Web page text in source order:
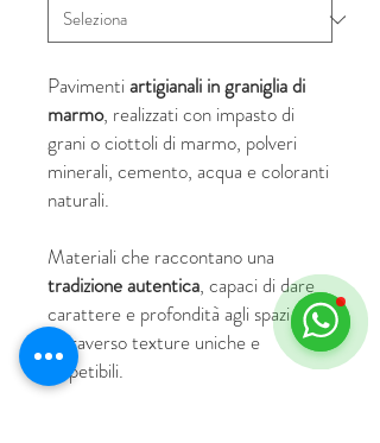
Pavimentiartigianali in graniglia di
marmo, realizzati con impasto di
grani o ciottoli di marmo, polveri
minerali, cemento, acqua e coloranti
naturali.
Materiali che raccontano una
tradizione autentica, capaci di dare
carattere e profondità agli spazi
attraverso texture uniche e
irripetibili.